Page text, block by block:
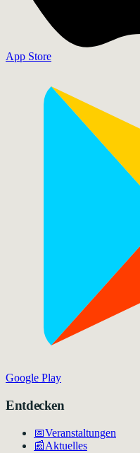
App Store
Google Play
Entdecken
📅Veranstaltungen
📰Aktuelles